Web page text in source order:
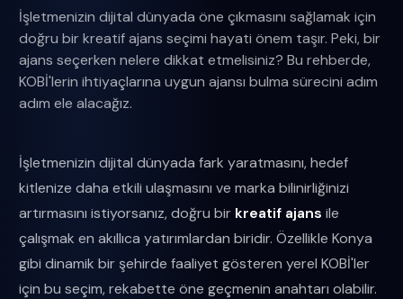
İşletmenizin dijital dünyada öne çıkmasını sağlamak için
doğru bir kreatif ajans seçimi hayati önem taşır. Peki, bir
ajans seçerken nelere dikkat etmelisiniz? Bu rehberde,
KOBİ'lerin ihtiyaçlarına uygun ajansı bulma sürecini adım
adım ele alacağız.
İşletmenizin dijital dünyada fark yaratmasını, hedef
kitlenize daha etkili ulaşmasını ve marka bilinirliğinizi
artırmasını istiyorsanız, doğru bir kreatif ajans ile
çalışmak en akıllıca yatırımlardan biridir. Özellikle Konya
gibi dinamik bir şehirde faaliyet gösteren yerel KOBİ'ler
için bu seçim, rekabette öne geçmenin anahtarı olabilir.